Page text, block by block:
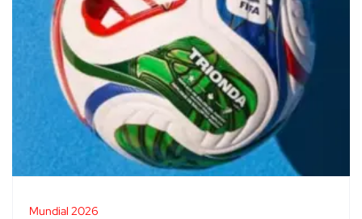
Mundial 2026